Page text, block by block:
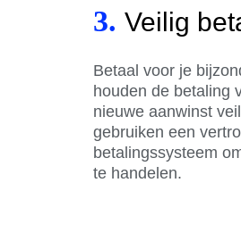
3. Veilig
Betaal voor je
houden de betaling
nieuwe aanwinst
gebruiken een
betalingssysteem
te handelen.